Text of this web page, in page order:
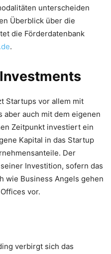
unterscheiden
Überblick über die
die Förderdatenbank
.
Startups vor allem mit
aber auch mit dem eigenen
Zeitpunkt investiert ein
Kapital in das Startup
Der
Investition, sofern das
wie Business Angels gehen
vor.
verbirgt sich das